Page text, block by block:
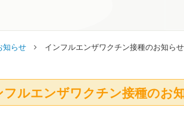
知らせ インフルエンザワクチン接種のお知らせ
フルエンザワクチン接種のお